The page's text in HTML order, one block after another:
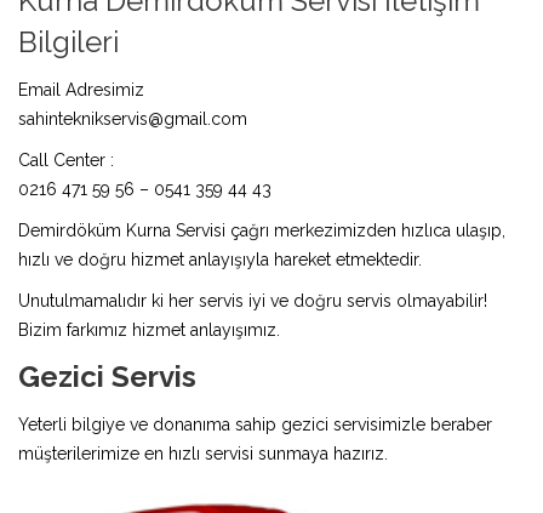
Bilgileri
Email Adresimiz
sahinteknikservis@gmail.com
Call Center :
0216 471 59 56 – 0541 359 44 43
Demirdöküm Kurna Servisi çağrı merkezimizden hızlıca ulaşıp,
hızlı ve doğru hizmet anlayışıyla hareket etmektedir.
Unutulmamalıdır ki her servis iyi ve doğru servis olmayabilir!
Bizim farkımız hizmet anlayışımız.
Gezici Servis
Yeterli bilgiye ve donanıma sahip gezici servisimizle beraber
müşterilerimize en hızlı servisi sunmaya hazırız.